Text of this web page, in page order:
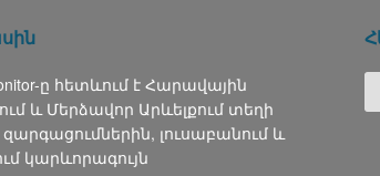
ը հետևում է Հարավային
և Մերձավոր Արևելքում տեղի
զարգացումներին, լուսաբանում և
կարևորագույն